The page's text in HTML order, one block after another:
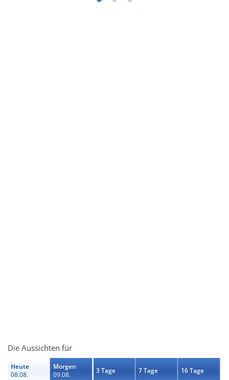
Die Aussichten für
Heute
08.08.
Morgen
09.08.
3 Tage 7 Tage 16 Tage